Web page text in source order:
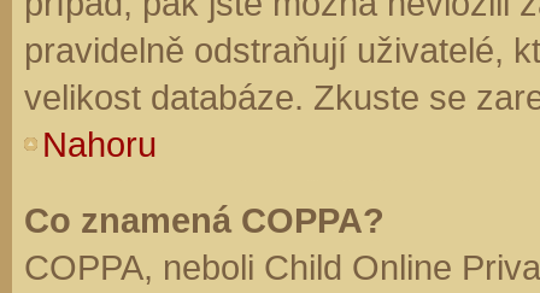
pravidelně odstraňují uživatelé,
velikost databáze. Zkuste se
Nahoru
Co znamená COPPA?
COPPA, neboli Child Online